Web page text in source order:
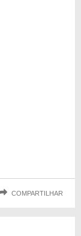
COMPARTILHAR